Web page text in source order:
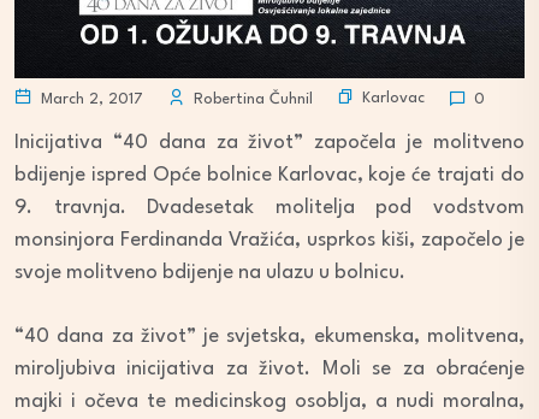
March 2, 2017 Robertina Čuhnil Karlovac 0
Inicijativa “40 dana za život” započela je molitveno
bdijenje ispred Opće bolnice Karlovac, koje će trajati do
9. travnja. Dvadesetak molitelja pod vodstvom
monsinjora Ferdinanda Vražića, usprkos kiši, započelo je
svoje molitveno bdijenje na ulazu u bolnicu.
“40 dana za život” je svjetska, ekumenska, molitvena,
miroljubiva inicijativa za život. Moli se za obraćenje
majki i očeva te medicinskog osoblja, a nudi moralna,